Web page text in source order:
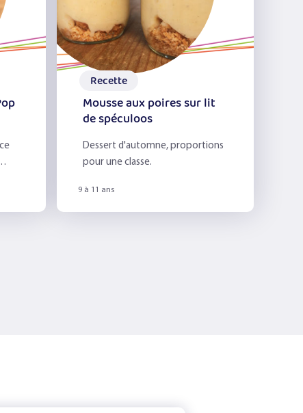
Recette
Mousse aux poires sur lit
de spéculoos
Dessert d'automne, proportions
pour une classe.
9 à 11 ans